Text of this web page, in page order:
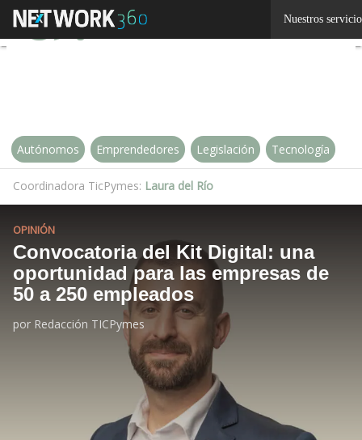
Nuestros
Autónomos Emprendedores Legislación Tecnología
Coordinadora TicPymes: Laura del Río
OPINIÓN
Convocatoria del Kit Digital: una
oportunidad para las empresas de
50 a 250 empleados
por Redacción TICPymes